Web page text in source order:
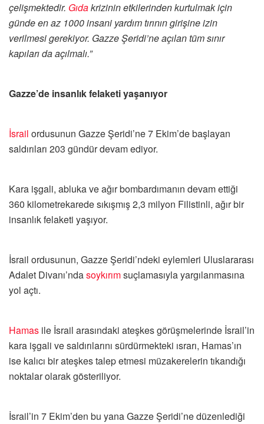
çelişmektedir. Gıdakrizinin etkilerinden kurtulmak için
günde en az 1000 insani yardım tırının girişine izin
verilmesi gerekiyor. Gazze Şeridi’ne açılan tüm sınır
kapıları da açılmalı.”
Gazze’de insanlık felaketi yaşanıyor
İsrail ordusunun Gazze Şeridi’ne 7 Ekim’de başlayan
saldırıları 203 gündür devam ediyor.
Kara işgali, abluka ve ağır bombardımanın devam ettiği
360 kilometrekarede sıkışmış 2,3 milyon Filistinli, ağır bir
insanlık felaketi yaşıyor.
İsrail ordusunun, Gazze Şeridi’ndeki eylemleri Uluslararası
Adalet Divanı’ndasoykırımsuçlamasıyla yargılanmasına
yol açtı.
Hamas ile İsrail arasındaki ateşkes görüşmelerinde İsrail’in
kara işgali ve saldırılarını sürdürmekteki ısrarı, Hamas’ın
ise kalıcı bir ateşkes talep etmesi müzakerelerin tıkandığı
noktalar olarak gösteriliyor.
İsrail’in 7 Ekim’den bu yana Gazze Şeridi’ne düzenlediği